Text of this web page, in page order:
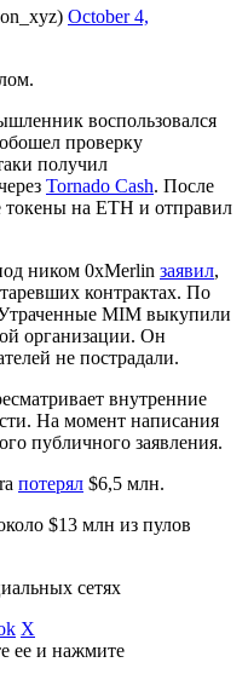
October 4,
воспользовался
проверку
получил
Tornado Cash. После
токены на ETH и отправил
ником 0xMerlin заявил,
контрактах. По
MIM выкупили
организации. Он
не пострадали.
внутренние
На момент написания
публичного заявления.
потерял $6,5 млн.
$13 млн из пулов
сетях
X
ее и нажмите